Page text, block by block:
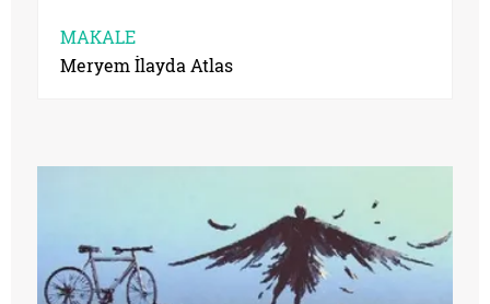
MAKALE
Meryem İlayda Atlas